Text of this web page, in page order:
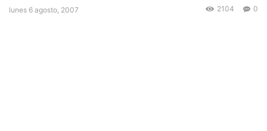
lunes 6 agosto, 2007 0
2104